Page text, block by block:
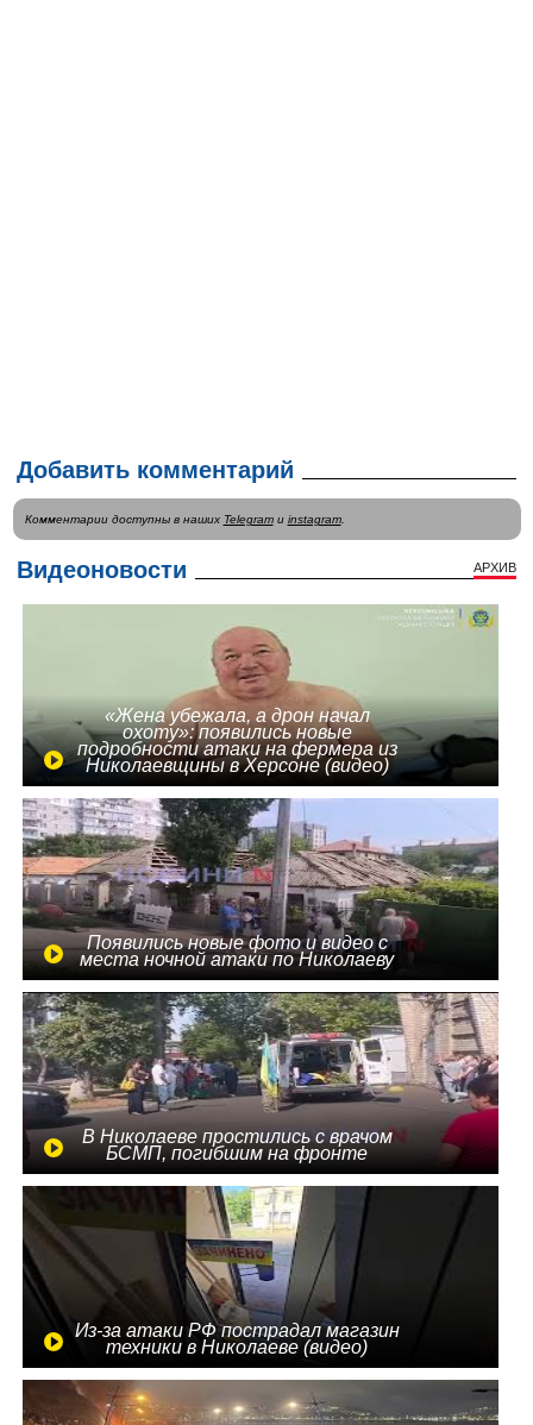
Добавить комментарий
Комментарии доступны в наших Telegramи instagram.
Видеоновости АРХИВ
«Жена убежала, а дрон начал
охоту»: появились новые
подробности атаки на фермера из
Николаевщины в Херсоне (видео)
Появились новые фото и видео с
места ночной атаки по Николаеву
В Николаеве простились с врачом
БСМП, погибшим на фронте
Из-за атаки РФ пострадал магазин
техники в Николаеве (видео)